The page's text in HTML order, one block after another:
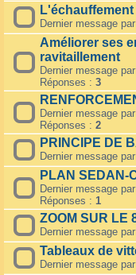
L'échauffement
Dernier message par
Améliorer ses
ravitaillement
Dernier message par
Réponses : 3
Dernier message par
Réponses : 2
PRINCIPE DE
Dernier message par
PLAN SEDAN-
Dernier message par
Réponses : 1
ZOOM SUR LE
Dernier message par
Tableaux de
Dernier message par